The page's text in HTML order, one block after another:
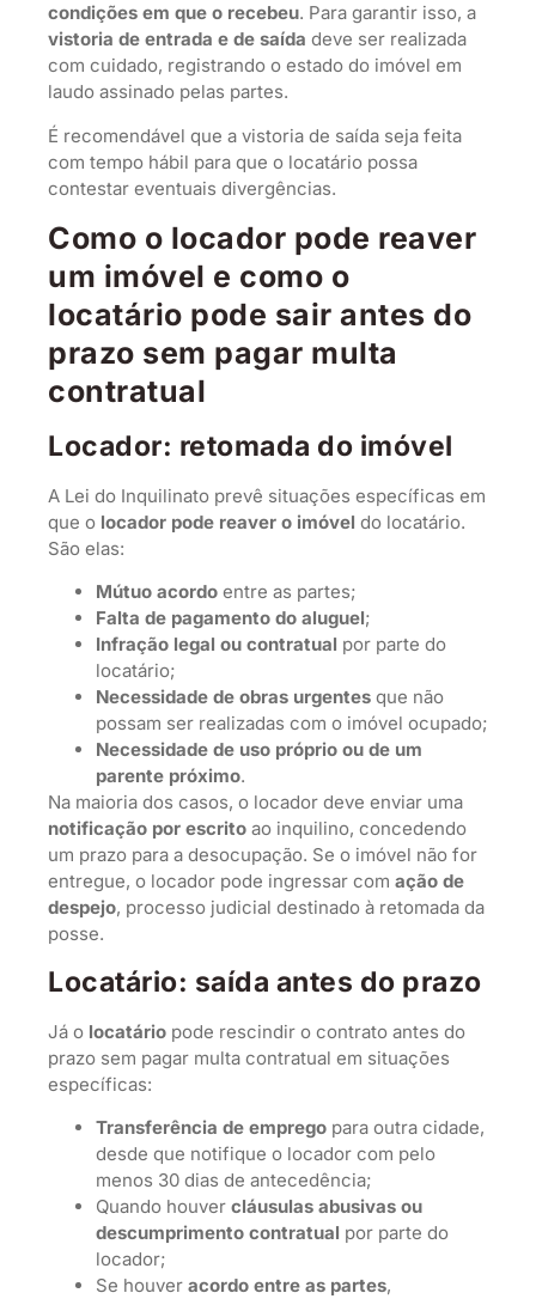
condições em que o recebeu. Para garantir isso, a
vistoria de entrada e de saída deve ser realizada
com cuidado, registrando o estado do imóvel em
laudo assinado pelas partes.
É recomendável que a vistoria de saída seja feita
com tempo hábil para que o locatário possa
contestar eventuais divergências.
Como o locador pode reaver
um imóvel e como o
locatário pode sair antes do
prazo sem pagar multa
contratual
Locador: retomada do imóvel
A Lei do Inquilinato prevê situações específicas em
que o locador pode reaver o imóvel do locatário.
São elas:
Mútuo acordo entre as partes;
Falta de pagamento do aluguel;
Infração legal ou contratual por parte do
locatário;
Necessidade de obras urgentes que não
possam ser realizadas com o imóvel ocupado;
Necessidade de uso próprio ou de um
parente próximo.
Na maioria dos casos, o locador deve enviar uma
notificação por escrito ao inquilino, concedendo
um prazo para a desocupação. Se o imóvel não for
entregue, o locador pode ingressar com ação de
despejo, processo judicial destinado à retomada da
posse.
Locatário: saída antes do prazo
Já o locatário pode rescindir o contrato antes do
prazo sem pagar multa contratual em situações
específicas:
Transferência de emprego para outra cidade,
desde que notifique o locador com pelo
menos 30 dias de antecedência;
Quando houver cláusulas abusivas ou
descumprimento contratual por parte do
locador;
Se houver acordo entre as partes,